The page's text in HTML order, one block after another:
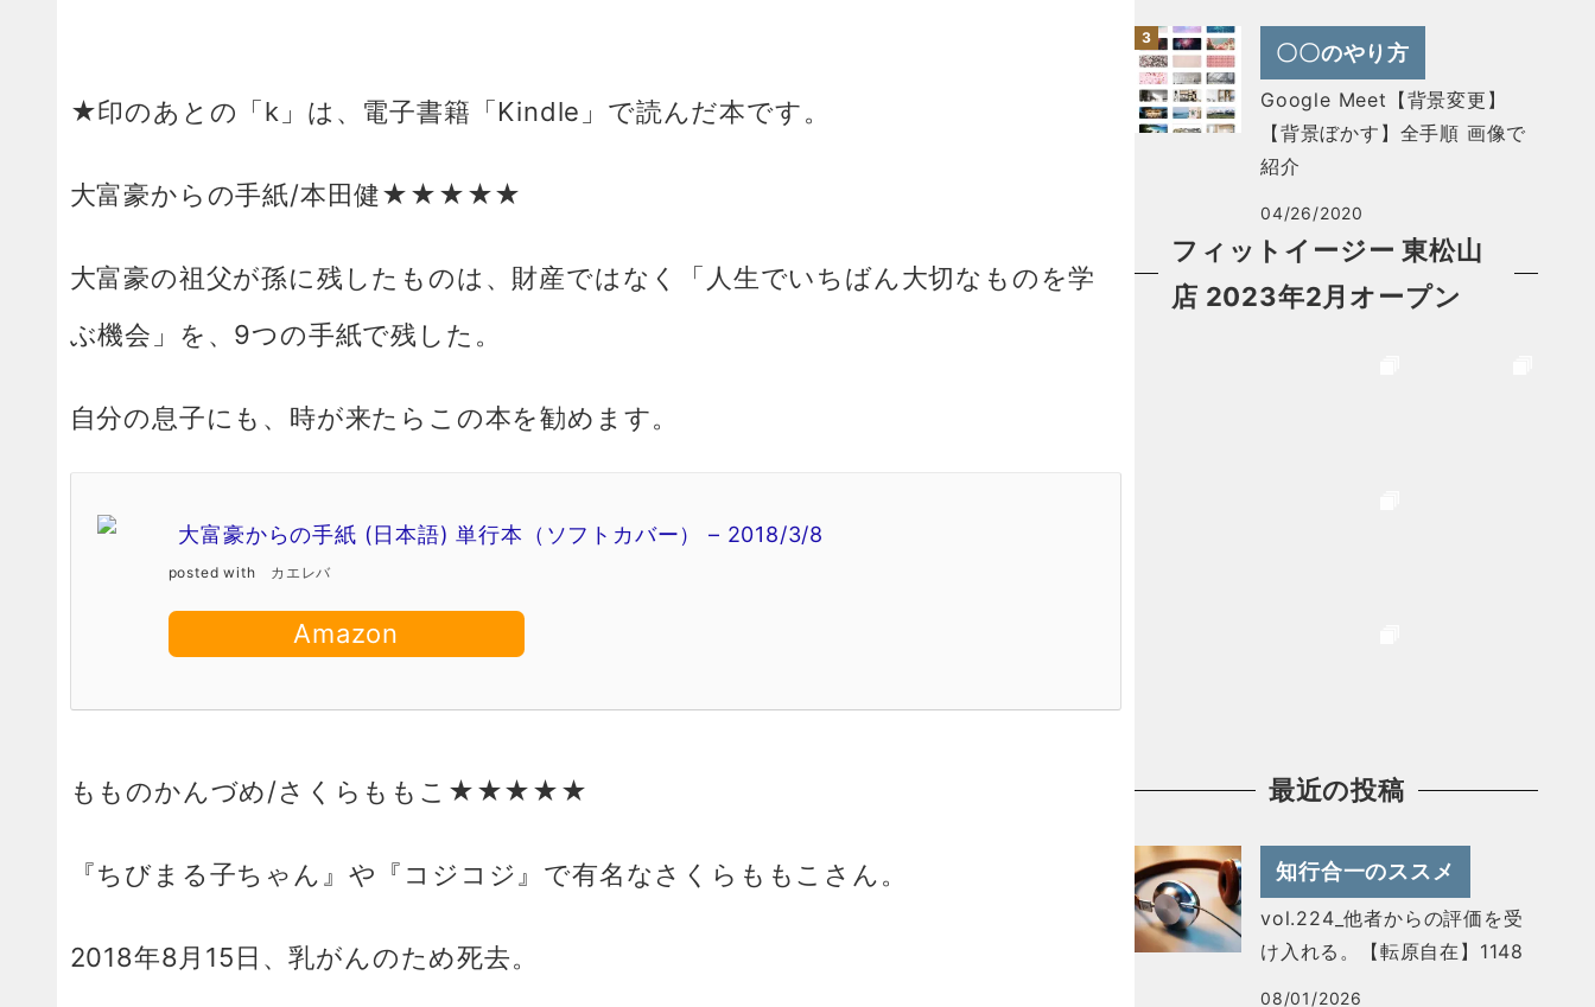
★印のあとの「k」は、電子書籍「Kindle」で読んだ本です。
大富豪からの手紙/本田健★★★★★
大富豪の祖父が孫に残したものは、財産ではなく「人生でいちばん大切なものを学
ぶ機会」を、9つの手紙で残した。
自分の息子にも、時が来たらこの本を勧めます。
大富豪からの手紙 (日本語) 単行本（ソフトカバー） – 2018/3/8
posted with カエレバ
Amazon
もものかんづめ/さくらももこ★★★★★
『ちびまる子ちゃん』や『コジコジ』で有名なさくらももこさん。
2018年8月15日、乳がんのため死去。
〇〇のやり方
Google Meet【背景変更】
【背景ぼかす】全手順 画像で
紹介
04/26/2020
フィットイージー 東松山
店 2023年2月オープン
最近の投稿
知行合一のススメ
vol.224_他者からの評価を受
け入れる。【転原自在】1148
08/01/2026